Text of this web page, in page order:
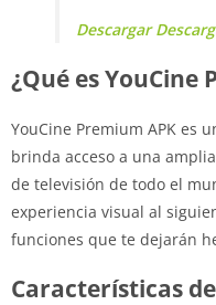
Descargar
¿Qué es YouCine
YouCine Premium APK es
brinda acceso a una
de televisión de todo el
experiencia visual al
funciones que te dejarán
Características